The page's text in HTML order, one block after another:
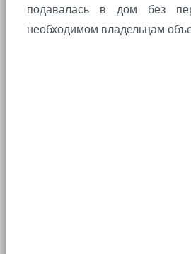
подавалась в дом без
необходимом владельцам